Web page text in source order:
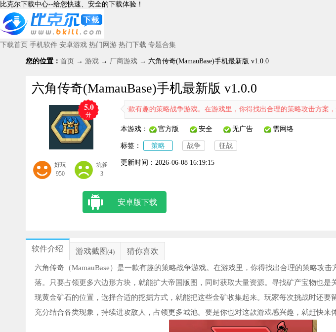
比克尔下载中心--给您快速、安全的下载体验！
下载首页 手机软件 安卓游戏 热门网游 热门下载 专题合集
您的位置： 首页 → 游戏 → 厂商游戏 → 六角传奇(MamauBase)手机最新版 v1.0.0
六角传奇(MamauBase)手机最新版 v1.0.0
5.0
分
好玩
950
坑爹
3
角传奇（MamauBase）是一款有趣的策略战争游戏。在游戏里，你得找出合理的策略攻击方案，这样才
本游戏： 官方版 安全 无广告 需网络
标签： 策略 战争 征战
更新时间： 2026-06-08 16:19:15
安卓版下载
软件介绍 游戏截图 (4) 猜你喜欢
六角传奇（MamauBase）是一款有趣的策略战争游戏。在游戏里，你得找出合理的策略攻
落。只要占领更多六边形方块，就能扩大帝国版图，同时获取大量资源。寻找矿产宝物也是
现黄金矿石的位置，选择合适的挖掘方式，就能把这些金矿收集起来。玩家每次挑战时还要
充分结合各类现象，持续进攻敌人，占领更多城池。要是你也对这款游戏感兴趣，就赶快来